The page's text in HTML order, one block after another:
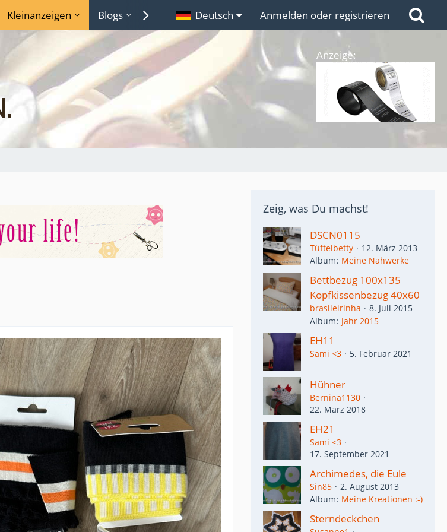
Kleinanzeigen Blogs Lexikon Links
Deutsch Anmelden oder registrieren
Anzeige:
Zeig, was Du machst!
DSCN0115
Tüftelbetty
12. März 2013
Album Meine Nähwerke
Bettbezug 100x135
Kopfkissenbezug 40x60
brasileirinha
8. Juli 2015
Album Jahr 2015
EH11
Sami <3 5. Februar 2021
Hühner
Bernina1130
22. März 2018
EH21
Sami <3
17. September 2021
Archimedes, die Eule
Sin85
2. August 2013
Album Meine Kreationen :-)
Sterndeckchen